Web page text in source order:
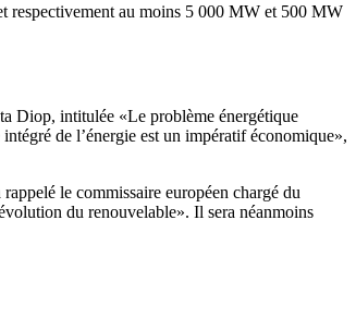
respectivement au moins 5 000 MW et 500 MW
Diop, intitulée «Le problème énergétique
de l’énergie est un impératif économique»,
le commissaire européen chargé du
du renouvelable». Il sera néanmoins